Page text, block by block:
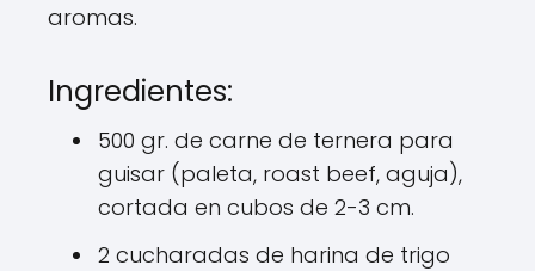
aromas.
Ingredientes:
500 gr. de carne de ternera para
guisar (paleta, roast beef, aguja),
cortada en cubos de 2-3 cm.
2 cucharadas de harina de trigo